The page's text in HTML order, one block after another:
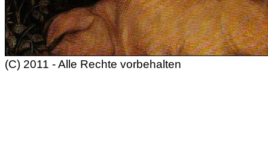
(C) 2011 - Alle Rechte vorbehalten